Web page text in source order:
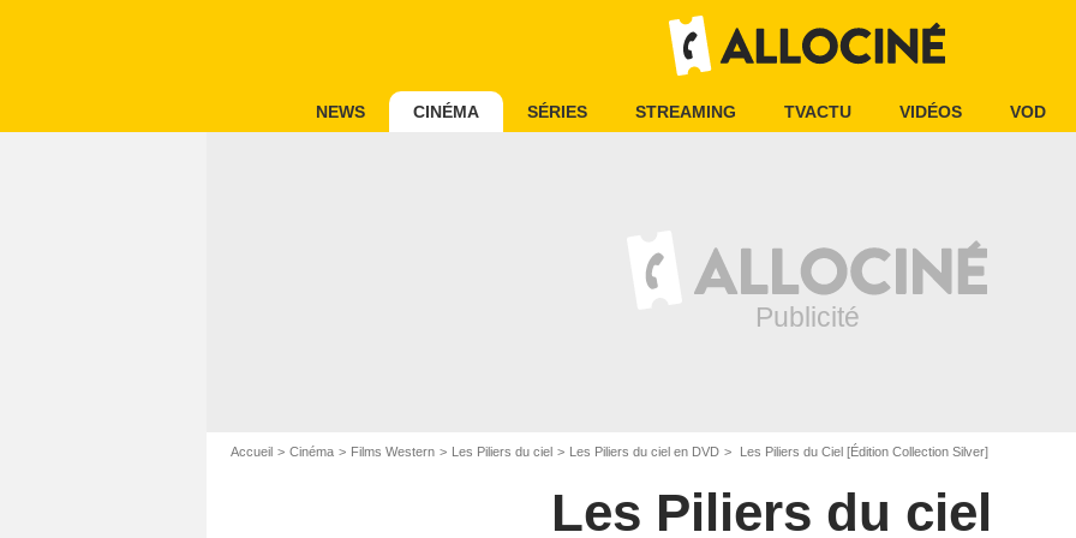
NEWS CINÉMA SÉRIES STREAMING TVACTU VIDÉOS VOD
Accueil Cinéma Films Western Les Piliers du ciel Les Piliers du ciel en DVD Les Piliers du Ciel [Édition Collection Silver]
Les Piliers du ciel